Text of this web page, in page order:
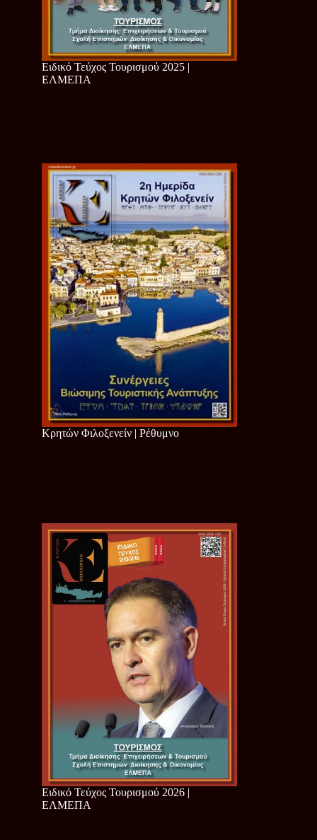
Ειδικό Τεύχος Τουρισμού 2025 |
ΕΛΜΕΠΑ
Κρητών Φιλοξενείν | Ρέθυμνο
Ειδικό Τεύχος Τουρισμού 2026 |
ΕΛΜΕΠΑ